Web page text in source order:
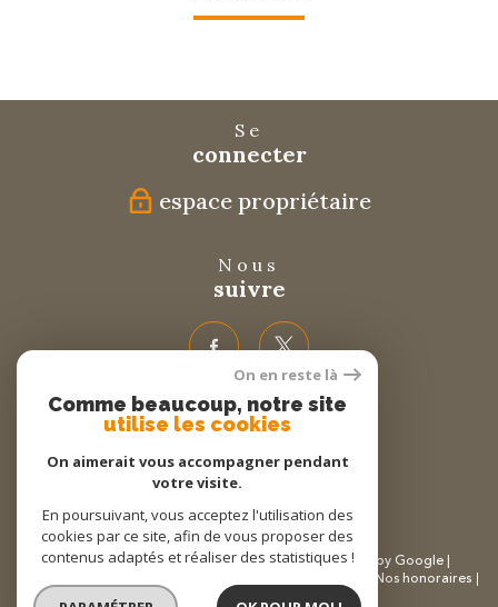
Se
connecter
espace propriétaire
Nous
suivre
Nous
© 2026 | Tous droits réservés | Traduction powered by Google |
Nos honoraires
Politique RGPD
On en reste là
Comme beaucoup, notre site
utilise les cookies
On aimerait vous accompagner pendant
votre visite.
En poursuivant, vous acceptez l'utilisation des
cookies par ce site, afin de vous proposer des
contenus adaptés et réaliser des statistiques !